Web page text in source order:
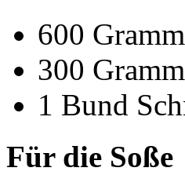
600 Gramm
300 Gramm
1 Bund
Für die Soße